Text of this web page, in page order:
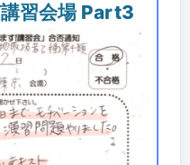
習会場 Part3